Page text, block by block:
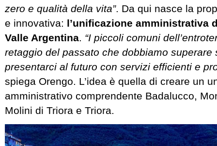
zero e qualità della vita”. Da qui nasce la
e innovativa: l’unificazione amministrativa
Valle Argentina. “I piccoli comuni
retaggio del passato che dobbiamo superare
presentarci al futuro con servizi efficienti e
spiega Orengo. L’idea è quella di creare un
amministrativo comprendente Badalucco,
Molini di Triora e Triora.